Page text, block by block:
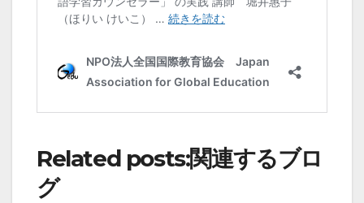
Related posts:関連するブロ
グ